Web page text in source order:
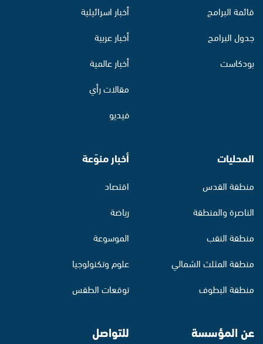
قائمة البرامج
جدول البرامج
بودكاست
أخبار اسرائيلية
أخبار عربية
أخبار عالمية
مقالات رأي
فيديو
المحليات
منطقة القدس
الناصرة والمنطقة
منطقة النقب
منطقة المثلث الشمالي
منطقة البطوف
أخبار منوّعة
اقتصاد
رياضة
الموسوعة
علوم وتكنولوجيا
توقعات الطقس
عن المؤسسة للتواصل